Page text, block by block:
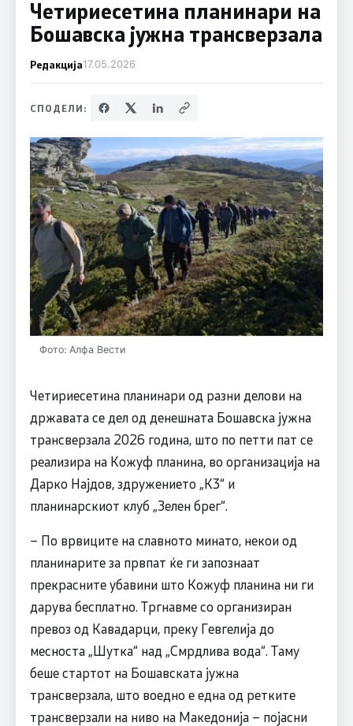
Четириесетина планинари на
Бошавска јужна трансверзала
Редакција17.05.2026
СПОДЕЛИ:
Фото: Алфа Вести
Четириесетина планинари од разни делови на
државата се дел од денешната Бошавска јужна
трансверзала 2026 година, што по петти пат се
реализира на Кожуф планина, во организација на
Дарко Најдов, здружението „К3“ и
планинарскиот клуб „Зелен брег“.
– По врвиците на славното минато, некои од
планинарите за првпат ќе ги запознаат
прекрасните убавини што Кожуф планина ни ги
дарува бесплатно. Тргнавме со организиран
превоз од Кавадарци, преку Гевгелија до
месноста „Шутка“ над „Смрдлива вода“. Таму
беше стартот на Бошавската јужна
трансверзала, што воедно е една од ретките
трансверзали на ниво на Македонија – појасни